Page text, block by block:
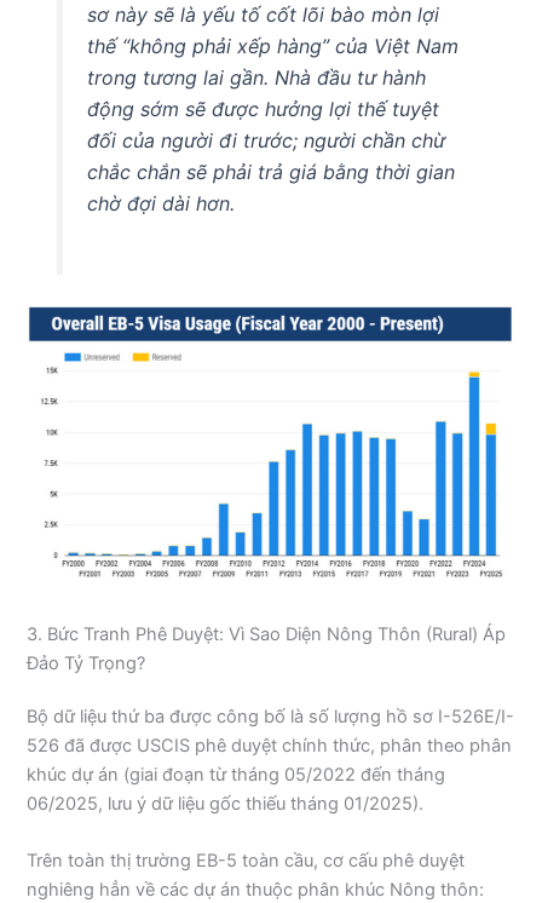
sơ này sẽ là yếu tố cốt lõi bào mòn lợi
thế “không phải xếp hàng” của Việt Nam
trong tương lai gần. Nhà đầu tư hành
động sớm sẽ được hưởng lợi thế tuyệt
đối của người đi trước; người chần chừ
chắc chắn sẽ phải trả giá bằng thời gian
chờ đợi dài hơn.
3. Bức Tranh Phê Duyệt: Vì Sao Diện Nông Thôn (Rural) Áp
Đảo Tỷ Trọng?
Bộ dữ liệu thứ ba được công bố là số lượng hồ sơ I-526E/I-
526 đã được USCIS phê duyệt chính thức, phân theo phân
khúc dự án (giai đoạn từ tháng 05/2022 đến tháng
06/2025, lưu ý dữ liệu gốc thiếu tháng 01/2025).
Trên toàn thị trường EB-5 toàn cầu, cơ cấu phê duyệt
nghiêng hẳn về các dự án thuộc phân khúc Nông thôn: